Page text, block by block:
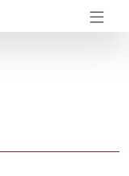
果典藏庫